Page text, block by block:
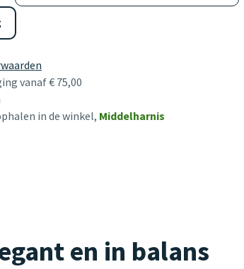
vanaf € 75,00
in de winkel, Middelharnis
en in balans